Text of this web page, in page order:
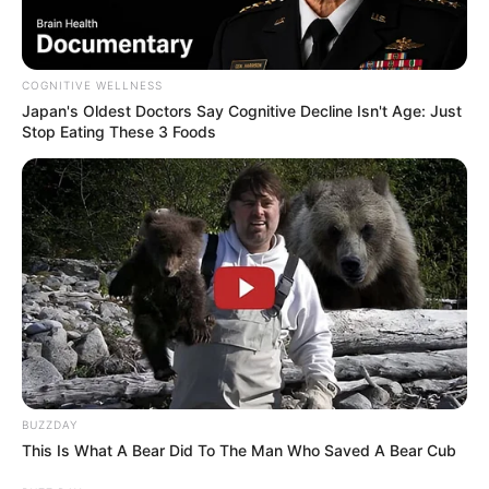
Bang Ruskie 05/10/2020
Yg sdh pasti ada siluman Genderuwo
Zul heri 05/10/2020
Gak akan keliatan dek, harus pake mata
batin
Anjaaaaay 06/10/2020
ya itu Omnibus law.. keluarnya tengah
COGNITIVE WELLNESS
Japan's Oldest Doctors Say Cognitive Decline Isn't Age: Just
Stop Eating These 3 Foods
BUZZDAY
This Is What A Bear Did To The Man Who Saved A Bear Cub